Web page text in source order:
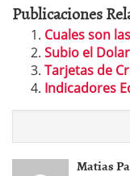
Publicaciones
Cuales son
Subio el Dolar
Tarjetas de
Indicadores
Matias